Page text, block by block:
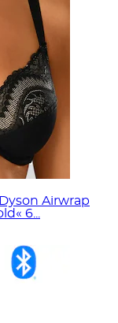
Airwrap
6...